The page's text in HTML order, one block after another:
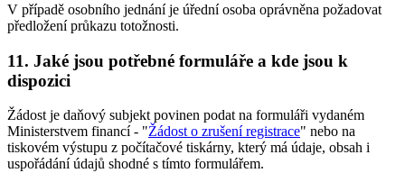
V případě osobního jednání je úřední osoba oprávněna požadovat
předložení průkazu totožnosti.
11. Jaké jsou potřebné formuláře a kde jsou k
dispozici
Žádost je daňový subjekt povinen podat na formuláři vydaném
Ministerstvem financí - "Žádost o zrušení registrace" nebo na
tiskovém výstupu z počítačové tiskárny, který má údaje, obsah i
uspořádání údajů shodné s tímto formulářem.